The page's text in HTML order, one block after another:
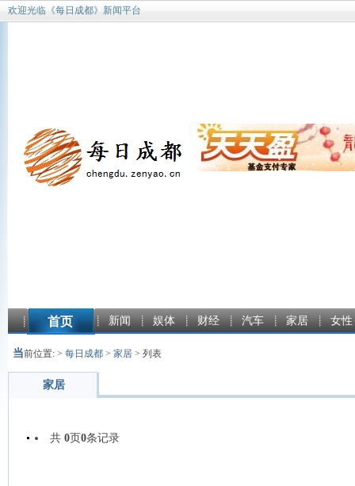
欢迎光临《每日成都》新闻平台
首页 新闻 娱体 财经 汽车 家居 女性
当前位置: > 每日成都 > 家居 > 列表
家居
共 0页0条记录